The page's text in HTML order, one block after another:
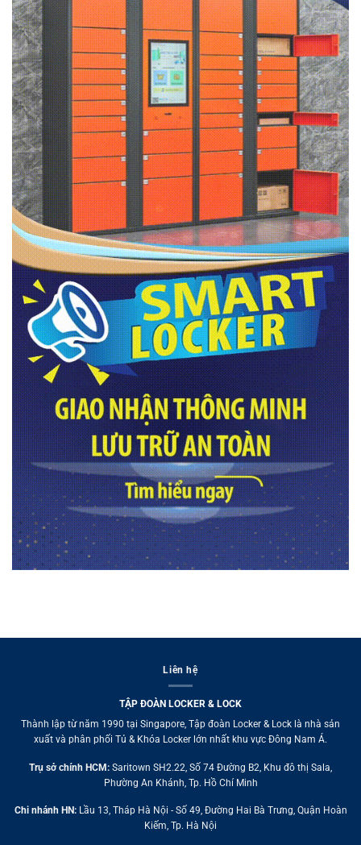
Liên hệ
TẬP ĐOÀN LOCKER & LOCK
Thành lập từ năm 1990 tại Singapore, Tập đoàn Locker & Lock là nhà sản
xuất và phân phối Tủ & Khóa Locker lớn nhất khu vực Đông Nam Á.
Trụ sở chính HCM: Saritown SH2.22, Số 74 Đường B2, Khu đô thị Sala,
Phường An Khánh, Tp. Hồ Chí Minh
Chi nhánh HN:Lầu 13, Tháp Hà Nội - Số 49, Đường Hai Bà Trưng, Quận Hoàn
Kiếm, Tp. Hà Nội